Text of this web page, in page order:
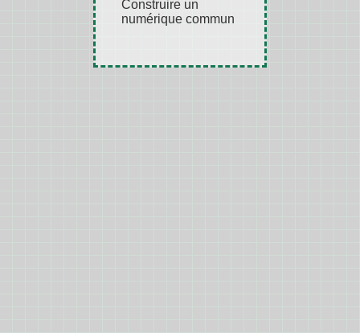
Construire un
numérique commun